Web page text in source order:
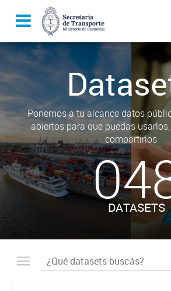
Ponemos a tu alcance datos
abiertos para que puedas
compartirlos
DATASETS